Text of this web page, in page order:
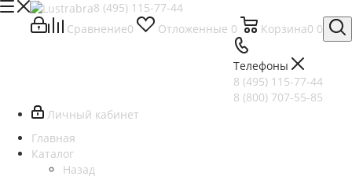
Сравнение0 Отложенные 0 Корзина0 0
Телефоны
8 (495) 115-77-44
8 (800) 707-55-85
8 (495) 115-77-44
Личный кабинет
Главная
Каталог
Назад